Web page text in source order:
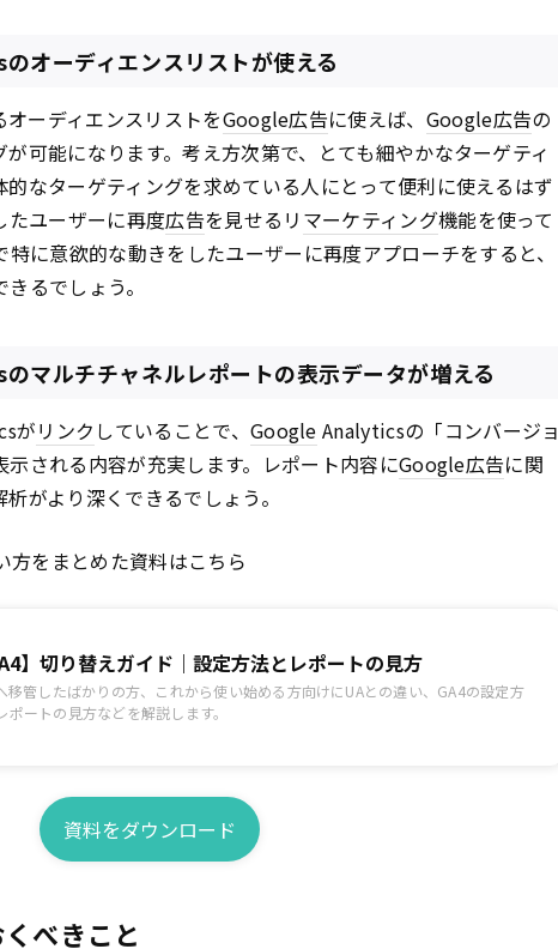
オーディエンスリストが使える
ーディエンスリストをGoogle広告に使えば、 Google広告の
可能になります。考え方次第で、とても細やかなターゲティ
なターゲティングを求めている人にとって便利に使えるはず
たユーザーに再度広告を見せるリ マーケティング機能を使って
特に意欲的な動きをしたユーザーに再度アプローチをすると、
るでしょう。
マルチチャネルレポートの表示データが増える
がリンク していることで、 Google Analyticsの「コンバージョ
される内容が充実します。レポート内容にGoogle広告に関
がより深くできるでしょう。
をまとめた資料はこちら
】切り替えガイド｜設定方法とレポートの見方
移管したばかりの方、これから使い始める方向けにUAとの違い、GA4の設定方
ポートの見方などを解説します。
資料をダウンロード
べきこと